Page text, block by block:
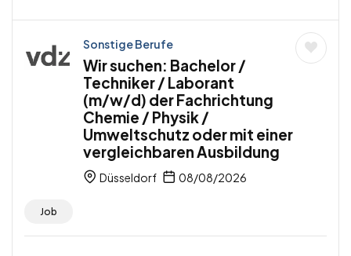
Sonstige Berufe
Wir suchen: Bachelor /
Techniker / Laborant
(m/w/d) der Fachrichtung
Chemie / Physik /
Umweltschutz oder mit einer
vergleichbaren Ausbildung
Düsseldorf 08/08/2026
Job